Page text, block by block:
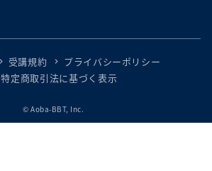
© Aoba-BBT, Inc.
受講規約
プライバシーポリシー
特定商取引法に基づく表示